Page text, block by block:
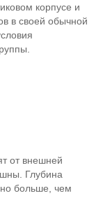
корпусе и
в своей обычной
от внешней
Глубина
больше, чем